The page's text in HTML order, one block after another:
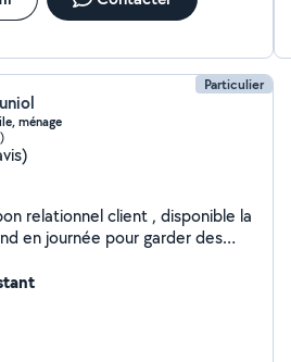
Particulier
ménage
relationnel client , disponible la
en journée pour garder des